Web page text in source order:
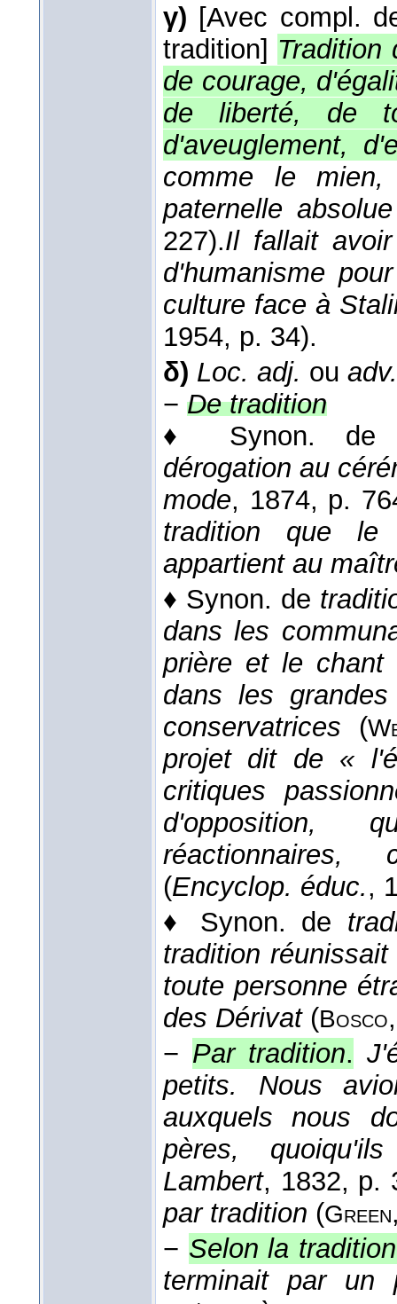
γ) [Avec compl.
tradition] Tradition
de courage,
de liberté, de
d'aveuglement,
comme le mien,
paternelle absolue
227).Il fallait
d'humanisme
culture face à
1954, p. 34).
δ) Loc. adj. ou adv.
− De tradition
♦ Synon.
dérogation au
mode, 1874, p.
tradition que
appartient au
♦ Synon. de
dans les
prière et le chant
dans les
conservatrices (
projet dit de «
critiques
d'opposition,
réactionnaires,
(Encyclop. éduc.,
♦ Synon. de
tradition
toute personne
des Dérivat(Bosco
− Par tradition.
petits. Nous
auxquels nous
pères,
Lambert, 1832, p.
par tradition (Green
− Selon la tradition
terminait par un